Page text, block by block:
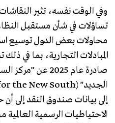
وفي الوقت نفسه، تثير النقاشات
تساؤلات في شأن مستقبل
محاولات بعض الدول توسيع
المبادلات التجارية، بما في
صادرة عام 2025
إلى بيانات صندوق النقد إلى